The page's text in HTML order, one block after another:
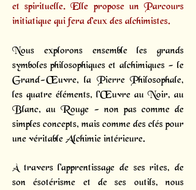
et spirituelle. Elle propose un Parcours
initiatiquequi fera d’eux des alchimistes.
Nous explorons ensemble les grands
symboles philosophiques et alchimiques - le
Grand-Œuvre, la Pierre Philosophale,
les quatre éléments, l'Œuvre au Noir, au
Blanc, au Rouge - non pas comme de
simples concepts, mais comme des clés pour
une véritable Alchimie intérieure.
À travers l'apprentissage de ses rites, de
son ésotérisme et de ses outils, nous